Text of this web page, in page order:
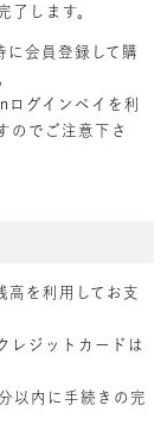
了します。
会員登録して購
グインペイを利
のでご注意下さ
高を利用してお支
レジットカードは
以内に手続きの完